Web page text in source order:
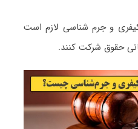
و جرم شناسی لازم است
ﺣﻘﻮق شرکت کنند.